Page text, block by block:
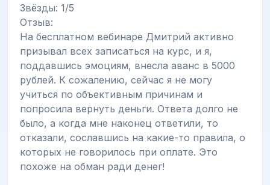
Звёзды: 1/5
Отзыв:
На бесплатном вебинаре Дмитрий активно
призывал всех записаться на курс, и я,
поддавшись эмоциям, внесла аванс в 5000
рублей. К сожалению, сейчас я не могу
учиться по объективным причинам и
попросила вернуть деньги. Ответа долго не
было, а когда мне наконец ответили, то
отказали, сославшись на какие-то правила, о
которых не говорилось при оплате. Это
похоже на обман ради денег!